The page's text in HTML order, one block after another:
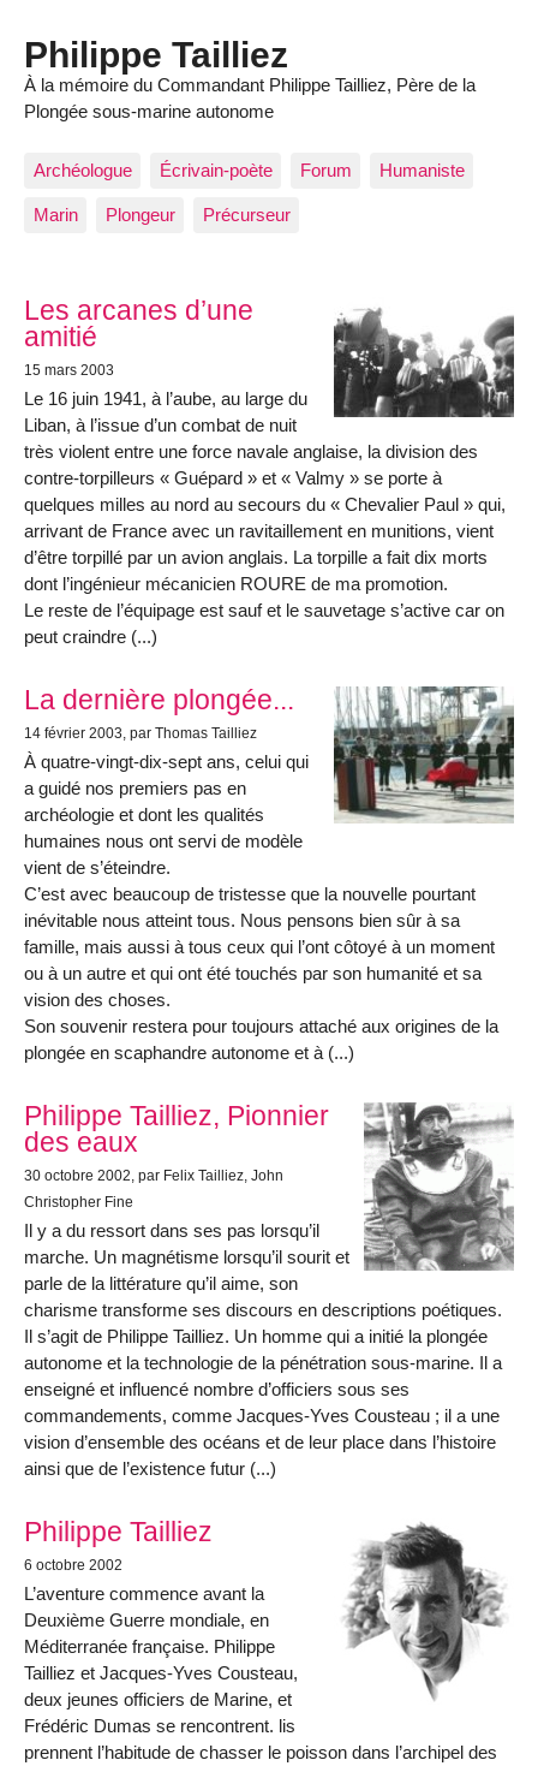
Philippe Tailliez
À la mémoire du Commandant Philippe Tailliez, Père de la
Plongée sous-marine autonome
Archéologue Écrivain-poète Forum Humaniste
Marin Plongeur Précurseur
Articles les plus récents
Les arcanes d’une
amitié
15 mars 2003
Le 16 juin 1941, à l’aube, au large du
Liban, à l’issue d’un combat de nuit
très violent entre une force navale anglaise, la division des
contre-torpilleurs « Guépard » et « Valmy » se porte à
quelques milles au nord au secours du « Chevalier Paul » qui,
arrivant de France avec un ravitaillement en munitions, vient
d’être torpillé par un avion anglais. La torpille a fait dix morts
dont l’ingénieur mécanicien ROURE de ma promotion.
Le reste de l’équipage est sauf et le sauvetage s’active car on
peut craindre (...)
La dernière plongée...
14 février 2003 , par Thomas Tailliez
À quatre-vingt-dix-sept ans, celui qui
a guidé nos premiers pas en
archéologie et dont les qualités
humaines nous ont servi de modèle
vient de s’éteindre.
C’est avec beaucoup de tristesse que la nouvelle pourtant
inévitable nous atteint tous. Nous pensons bien sûr à sa
famille, mais aussi à tous ceux qui l’ont côtoyé à un moment
ou à un autre et qui ont été touchés par son humanité et sa
vision des choses.
Son souvenir restera pour toujours attaché aux origines de la
plongée en scaphandre autonome et à (...)
Philippe Tailliez, Pionnier
des eaux
30 octobre 2002 , par Felix Tailliez, John
Christopher Fine
Il y a du ressort dans ses pas lorsqu’il
marche. Un magnétisme lorsqu’il sourit et
parle de la littérature qu’il aime, son
charisme transforme ses discours en descriptions poétiques.
Il s’agit de Philippe Tailliez. Un homme qui a initié la plongée
autonome et la technologie de la pénétration sous-marine. Il a
enseigné et influencé nombre d’officiers sous ses
commandements, comme Jacques-Yves Cousteau ; il a une
vision d’ensemble des océans et de leur place dans l’histoire
ainsi que de l’existence futur (...)
Philippe Tailliez
6 octobre 2002
L’aventure commence avant la
Deuxième Guerre mondiale, en
Méditerranée française. Philippe
Tailliez et Jacques-Yves Cousteau,
deux jeunes officiers de Marine, et
Frédéric Dumas se rencontrent. lis
prennent l’habitude de chasser le poisson dans l’archipel des